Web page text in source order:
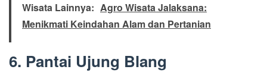
Wisata Lainnya: Agro Wisata Jalaksana:
Menikmati Keindahan Alam dan Pertanian
6. Pantai Ujung Blang